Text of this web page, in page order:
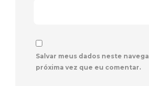
Salvar meus dados neste
próxima vez que eu comentar.